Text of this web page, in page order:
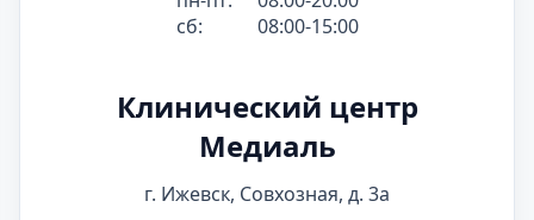
сб:
08:00-15:00
Клинический центр
Медиаль
г. Ижевск, Совхозная, д. 3а